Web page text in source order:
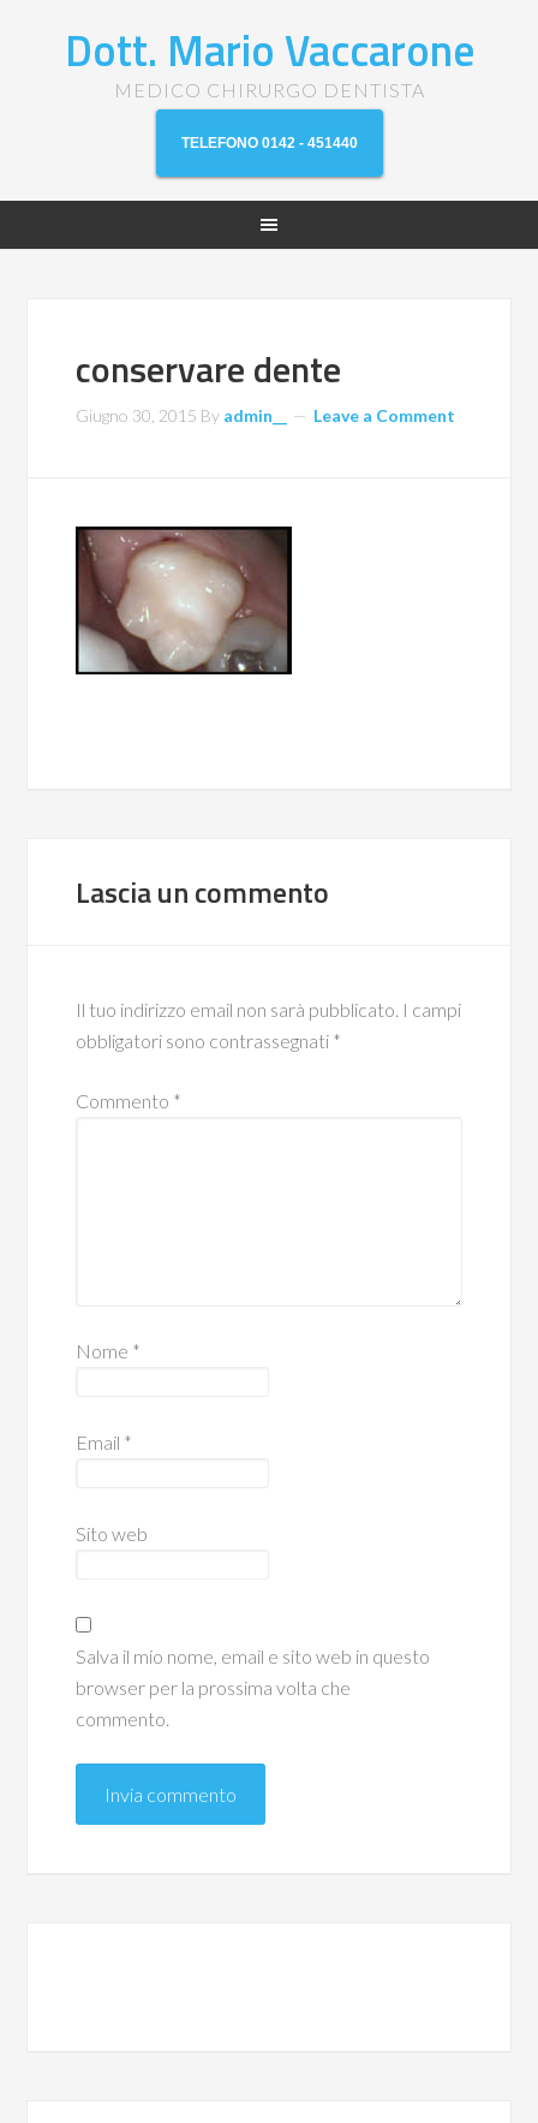
Dott. Mario Vaccarone
MEDICO CHIRURGO DENTISTA
TELEFONO 0142 - 451440
conservare dente
Giugno 30, 2015 By admin__ Leave a Comment
Lascia un commento
Il tuo indirizzo email non sarà pubblicato. I campi
obbligatori sono contrassegnati *
Commento *
Nome *
Email *
Sito web
Salva il mio nome, email e sito web in questo
browser per la prossima volta che
commento.